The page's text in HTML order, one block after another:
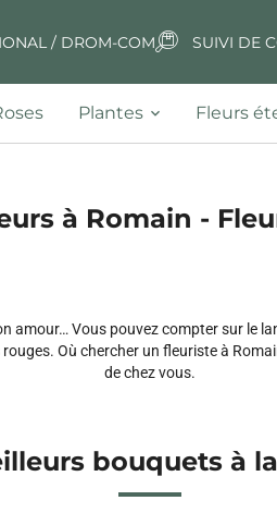
/ DROM-COM SUIVI DE
Plantes Fleurs
à Romain -
amour… Vous pouvez compter sur le
Où chercher un fleuriste à
de chez vous.
bouquets à